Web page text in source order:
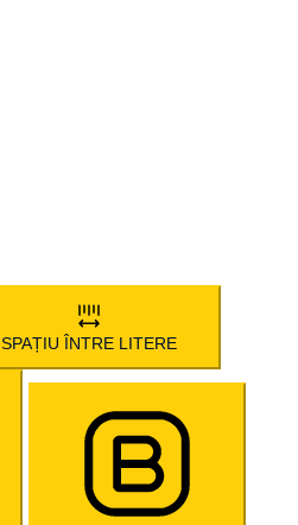
SPAȚIU ÎNTRE LITERE